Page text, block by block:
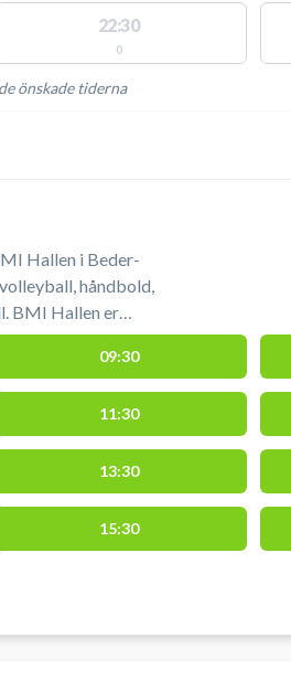
22:30
0
önskade tiderna
Hallen i Beder-
håndbold,
BMI Hallen er
at komme til hallen
lige foran hallen.
09:30
11:30
13:30
15:30